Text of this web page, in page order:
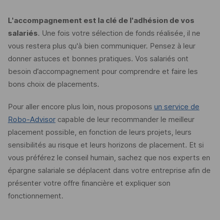
L'accompagnement est la clé de l'adhésion de vos
salariés. Une fois votre sélection de fonds réalisée, il ne
vous restera plus qu'à bien communiquer. Pensez à leur
donner astuces et bonnes pratiques. Vos salariés ont
besoin d’accompagnement pour comprendre et faire les
bons choix de placements.
Pour aller encore plus loin, nous proposons un service de
Robo-Advisor capable de leur recommander le meilleur
placement possible, en fonction de leurs projets, leurs
sensibilités au risque et leurs horizons de placement. Et si
vous préférez le conseil humain, sachez que nos experts en
épargne salariale se déplacent dans votre entreprise afin de
présenter votre offre financière et expliquer son
fonctionnement.